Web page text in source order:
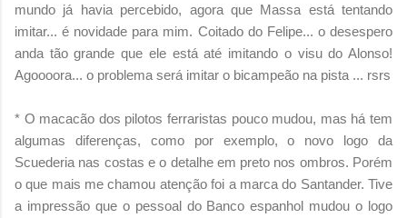
mundo já havia percebido, agora que Massa está tentando
imitar... é novidade para mim. Coitado do Felipe... o desespero
anda tão grande que ele está até imitando o visu do Alonso!
Agoooora... o problema será imitar o bicampeão na pista ... rsrs
* O macacão dos pilotos ferraristas pouco mudou, mas há tem
algumas diferenças, como por exemplo, o novo logo da
Scuederia nas costas e o detalhe em preto nos ombros. Porém
o que mais me chamou atenção foi a marca do Santander. Tive
a impressão que o pessoal do Banco espanhol mudou o logo